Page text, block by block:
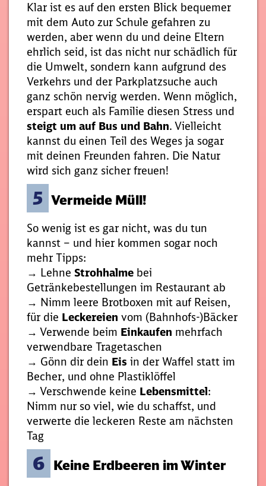
Klar ist es auf den ersten Blick bequemer
mit dem Auto zur Schule gefahren zu
werden, aber wenn du und deine Eltern
ehrlich seid, ist das nicht nur schädlich für
die Umwelt, sondern kann aufgrund des
Verkehrs und der Parkplatzsuche auch
ganz schön nervig werden. Wenn möglich,
erspart euch als Familie diesen Stress und
steigt um auf Bus und Bahn. Vielleicht
kannst du einen Teil des Weges ja sogar
mit deinen Freunden fahren. Die Natur
wird sich ganz sicher freuen!
5 Vermeide Müll!
So wenig ist es gar nicht, was du tun
kannst – und hier kommen sogar noch
mehr Tipps:
→ Lehne Strohhalme bei
Getränkebestellungen im Restaurant ab
→ Nimm leere Brotboxen mit auf Reisen,
für die Leckereien vom (Bahnhofs-)Bäcker
→ Verwende beim Einkaufen mehrfach
verwendbare Tragetaschen
→ Gönn dir dein Eis in der Waffel statt im
Becher, und ohne Plastiklöffel
→ Verschwende keine Lebensmittel:
Nimm nur so viel, wie du schaffst, und
verwerte die leckeren Reste am nächsten
Tag
6 Keine Erdbeeren im Winter